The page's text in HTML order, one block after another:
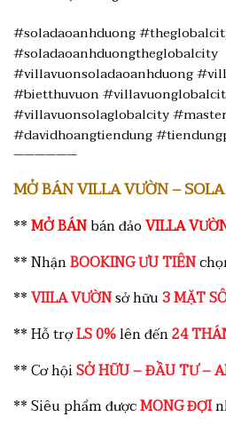
#soladaoanhduong
#soladaoanhduongtheglobalcity
#villavuonsoladaoanhduong
#bietthuvuon
#villavuonsolaglobalcity
#davidhoangtiendung
——————
MỞ BÁN VILLA VƯỜN –
**MỞ BÁNbán đảoVILLA
** NhậnBOOKING ƯU TIÊN
**VIILA VƯỜNsở hữu3 MẶT
** Hỗ trợLS 0%lên đến24
** Cơ hộiSỞ HỮU – ĐẦU TƯ –
**Siêu phẩm đượcMONG ĐỢI